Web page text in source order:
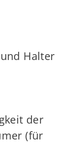
Halter
der
(für